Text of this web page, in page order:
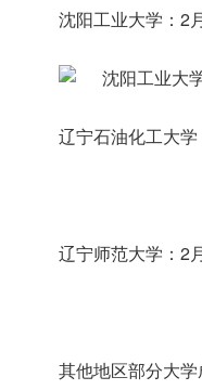
沈阳工业大学：2
辽宁石油化工大
辽宁师范大学：2
其他地区部分大